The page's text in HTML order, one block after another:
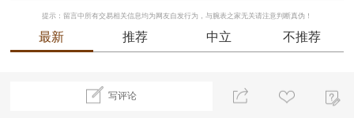
提示：留言中所有交易相关信息均为网友自发行为，与腕表之家无关请注意判断真伪！
最新 推荐 中立 不推荐
写评论